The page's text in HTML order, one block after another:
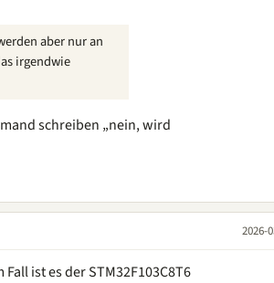
aber nur an
irgendwie
schreiben „nein, wird
2026-
ist es der STM32F103C8T6